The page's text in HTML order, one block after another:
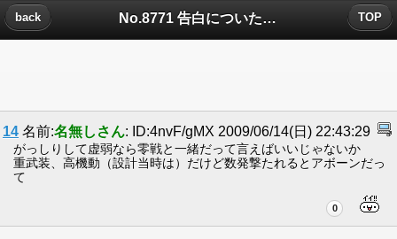
No.8771 告白についたコメント
back TOP
14 名前:名無しさん: ID:4nvF/gMX 2009/06/14(日) 22:43:29
がっしりして虚弱なら零戦と一緒だって言えばいいじゃないか
重武装、高機動（設計当時は）だけど数発撃たれるとアボーンだっ
て
0